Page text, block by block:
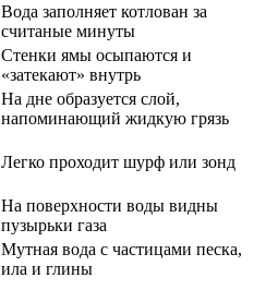
Вода заполняет котлован за
считаные минуты
Стенки ямы осыпаются и
«затекают» внутрь
На дне образуется слой,
напоминающий жидкую грязь
Легко проходит шурф или зонд
На поверхности воды видны
пузырьки газа
Мутная вода с частицами песка,
ила и глины